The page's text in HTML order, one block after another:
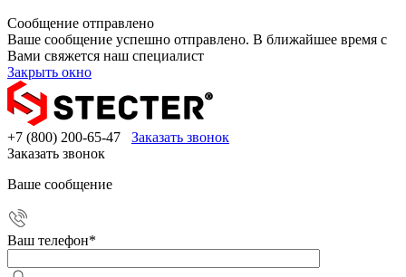
Сообщение отправлено
Ваше сообщение успешно отправлено. В ближайшее время с
Вами свяжется наш специалист
Закрыть окно
+7 (800) 200-65-47
Заказать звонок
Заказать звонок
Ваше сообщение
Ваш телефон*